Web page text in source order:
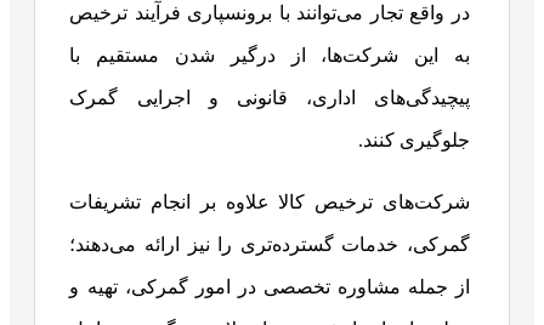
در واقع تجار می‌توانند با برونسپاری فرآیند ترخیص
به این شرکت‌ها، از درگیر شدن مستقیم با
پیچیدگی‌های اداری، قانونی و اجرایی گمرک
جلوگیری کنند.
شرکت‌های ترخیص کالا علاوه بر انجام تشریفات
گمرکی، خدمات گسترده‌تری را نیز ارائه می‌دهند؛
از جمله مشاوره تخصصی در امور گمرکی، تهیه و